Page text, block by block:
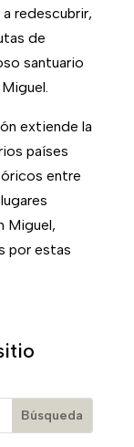
redescubrir,
de
santuario
extiende la
países
entre
Miguel,
por estas